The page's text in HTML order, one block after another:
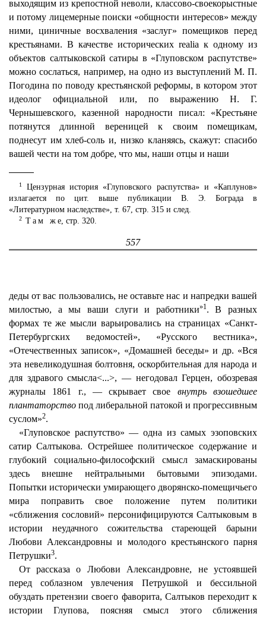
выходящим из крепостной неволи, классово-своекорыстные
и потому лицемерные поиски «общности интересов» между
ними, циничные восхваления «заслуг» помещиков перед
крестьянами. В качестве исторических realia к одному из
объектов салтыковской сатиры в «Глуповском распутстве»
можно сослаться, например, на одно из выступлений М. П.
Погодина по поводу крестьянской реформы, в котором этот
идеолог официальной или, по выражению Н. Г.
Чернышевского, казенной народности писал: «Крестьяне
потянутся длинной вереницей к своим помещикам,
поднесут им хлеб-соль и, низко кланяясь, скажут: спасибо
вашей чести на том добре, что мы, наши отцы и наши
1Цензурная история «Глуповского распутства» и «Каплунов»
излагается по цит. выше публикации В. Э. Бограда в
«Литературном наследстве», т. 67, стр. 315 и след.
2 Там же , стр. 320.
557
деды от вас пользовались, не оставьте нас и напредки вашей
милостью, а мы ваши слуги и работники»1. В разных
формах те же мысли варьировались на страницах «Санкт-
Петербургских ведомостей», «Русского вестника»,
«Отечественных записок», «Домашней беседы» и др. «Вся
эта невеликодушная болтовня, оскорбительная для народа и
для здравого смысла<...>, — негодовал Герцен, обозревая
журналы 1861 г., — скрывает свое внутрь взошедшее
плантаторство под либеральной патокой и прогрессивным
суслом»2.
«Глуповское распутство» — одна из самых эзоповских
сатир Салтыкова. Острейшее политическое содержание и
глубокий социально-философский смысл замаскированы
здесь внешне нейтральными бытовыми эпизодами.
Попытки исторически умирающего дворянско-помещичьего
мира поправить свое положение путем политики
«сближения сословий» персонифицируются Салтыковым в
истории неудачного сожительства стареющей барыни
Любови Александровны и молодого крестьянского парня
Петрушки3.
От рассказа о Любови Александровне, не устоявшей
перед соблазном увлечения Петрушкой и бессильной
обуздать претензии своего фаворита, Салтыков переходит к
истории Глупова, поясняя смысл этого сближения